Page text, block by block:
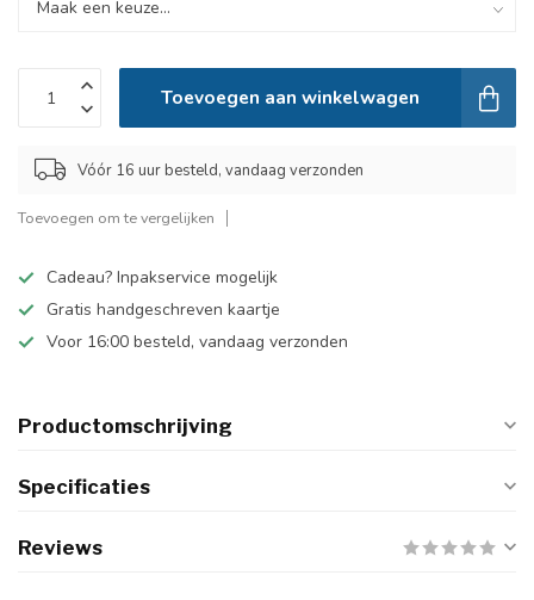
Toevoegen aan winkelwagen
Vóór 16 uur besteld, vandaag verzonden
Toevoegen om te vergelijken
Cadeau? Inpakservice mogelijk
Gratis handgeschreven kaartje
Voor 16:00 besteld, vandaag verzonden
Productomschrijving
Specificaties
Reviews